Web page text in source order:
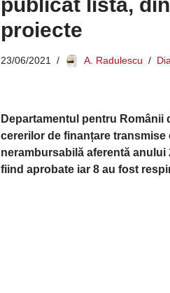
proiecte
23/06/2021 A. Radulescu
Departamentul pentru Românii
cererilor de finanțare
nerambursabilă aferentă anului
fiind aprobate iar 8 au fost